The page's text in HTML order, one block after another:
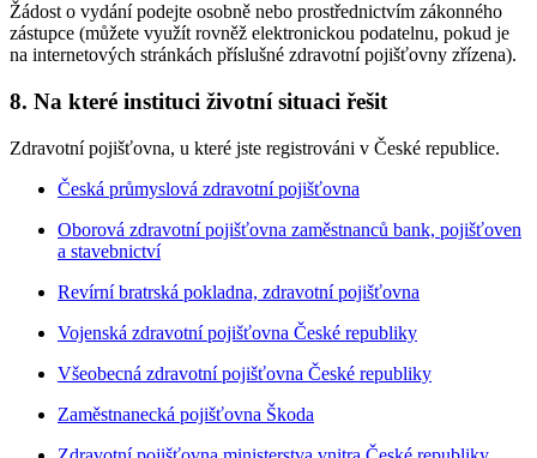
Žádost o vydání podejte osobně nebo prostřednictvím zákonného
zástupce (můžete využít rovněž elektronickou podatelnu, pokud je
na internetových stránkách příslušné zdravotní pojišťovny zřízena).
8. Na které instituci životní situaci řešit
Zdravotní pojišťovna, u které jste registrováni v České republice.
Česká průmyslová zdravotní pojišťovna
Oborová zdravotní pojišťovna zaměstnanců bank, pojišťoven
a stavebnictví
Revírní bratrská pokladna, zdravotní pojišťovna
Vojenská zdravotní pojišťovna České republiky
Všeobecná zdravotní pojišťovna České republiky
Zaměstnanecká pojišťovna Škoda